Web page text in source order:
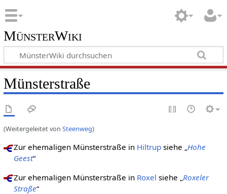
MünsterWiki
Münsterstraße
(Weitergeleitet von Steenweg)
Zur ehemaligen Münsterstraße in Hiltrupsiehe „Hohe
Geest“
Zur ehemaligen Münsterstraße in Roxel siehe „ Roxeler
Straße“